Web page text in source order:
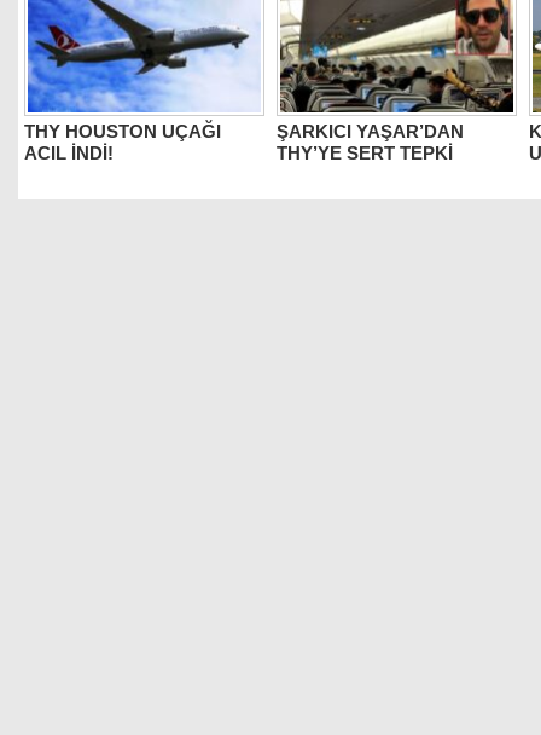
THY HOUSTON UÇAĞI
ACIL İNDİ!
ŞARKICI YAŞAR’DAN
THY’YE SERT TEPKİ